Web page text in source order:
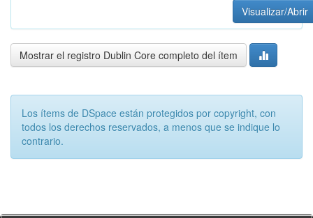
Visualizar/Abrir
Mostrar el registro Dublin Core completo del ítem
Los ítems de DSpace están protegidos por copyright, con
todos los derechos reservados, a menos que se indique lo
contrario.